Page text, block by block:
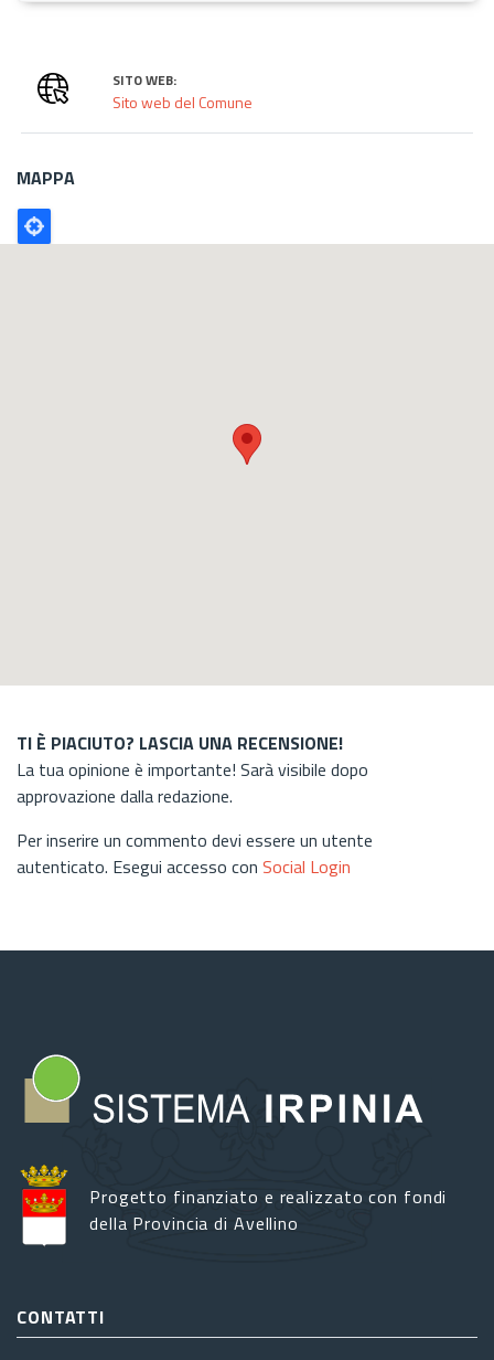
SITO WEB:
Sito web del Comune
MAPPA
Poligono
GEO
TI È PIACIUTO? LASCIA UNA RECENSIONE!
La tua opinione è importante! Sarà visibile dopo
approvazione dalla redazione.
Per inserire un commento devi essere un utente
autenticato. Esegui accesso con Social Login
Progetto finanziato e realizzato con fondi
della Provincia di Avellino
CONTATTI